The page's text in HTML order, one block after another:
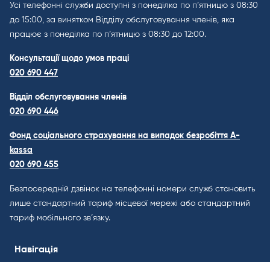
Усі телефонні служби доступні з понеділка по п’ятницю з 08:30
до 15:00, за винятком Відділу обслуговування членів, яка
працює з понеділка по п’ятницю з 08:30 до 12:00.
Консультації щодо умов праці
020 690 447
Відділ обслуговування членів
020 690 446
Фонд соціального страхування на випадок безробіття A-
kassa
020 690 455
Безпосередній дзвінок на телефонні номери служб становить
лише стандартний тариф місцевої мережі або стандартний
тариф мобільного зв’язку.
Навігація